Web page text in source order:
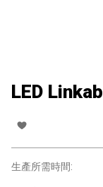
LED
生產所需時間: